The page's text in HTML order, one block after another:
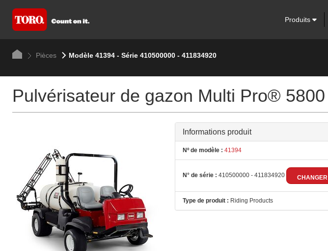
Produits
Pièces Modèle 41394 - Série 410500000 - 411834920
Pulvérisateur de gazon Multi Pro® 5800
Informations produit
Nº de modèle : 41394
N° de série : 410500000 - 411834920 CHANGER
Type de produit : Riding Products